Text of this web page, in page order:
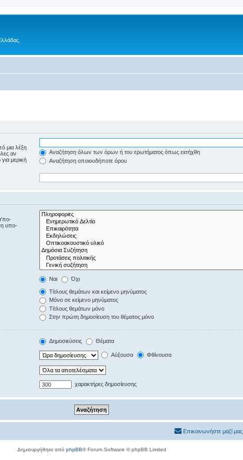
μια λέξη
αν
μερική
Αναζήτηση όλων των όρων ή του ερωτήματος όπως εισήχθη
Αναζήτηση οποιουδήποτε όρου
Υπο-
υπο-
Ναι Όχι
Τίτλους θεμάτων και κείμενο μηνύματος
Μόνο σε κείμενο μηνύματος
Τίτλους θεμάτων μόνο
Στην πρώτη δημοσίευση του θέματος μόνο
Δημοσιεύσεις Θέματα
Αύξουσα Φθίνουσα
χαρακτήρες δημοσίευσης
Επικοινωνήστε μαζί μας
Δημιουργήθηκε από phpBB® Forum Software © phpBB Limited